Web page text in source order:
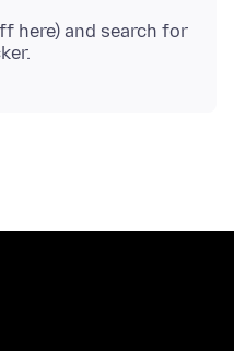
here) and search for